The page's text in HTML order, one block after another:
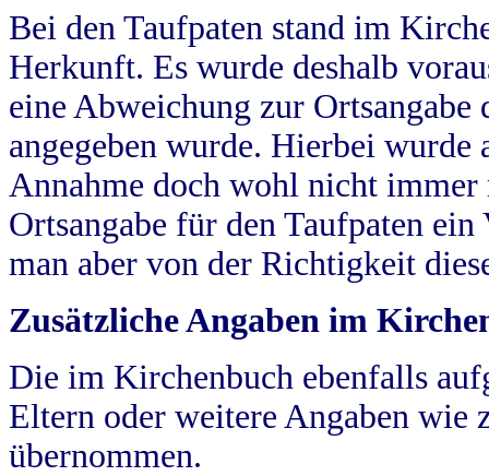
Bei den Taufpaten stand im
Herkunft. Es wurde deshalb
eine Abweichung zur
angegeben wurde. Hierbei wurde
Annahme doch wohl nicht
Ortsangabe für den Taufpaten
man aber von der Richtigkeit
Zusätzliche Angaben im
Die im Kirchenbuch ebenfalls
Eltern oder weitere Angaben wie
übernommen.